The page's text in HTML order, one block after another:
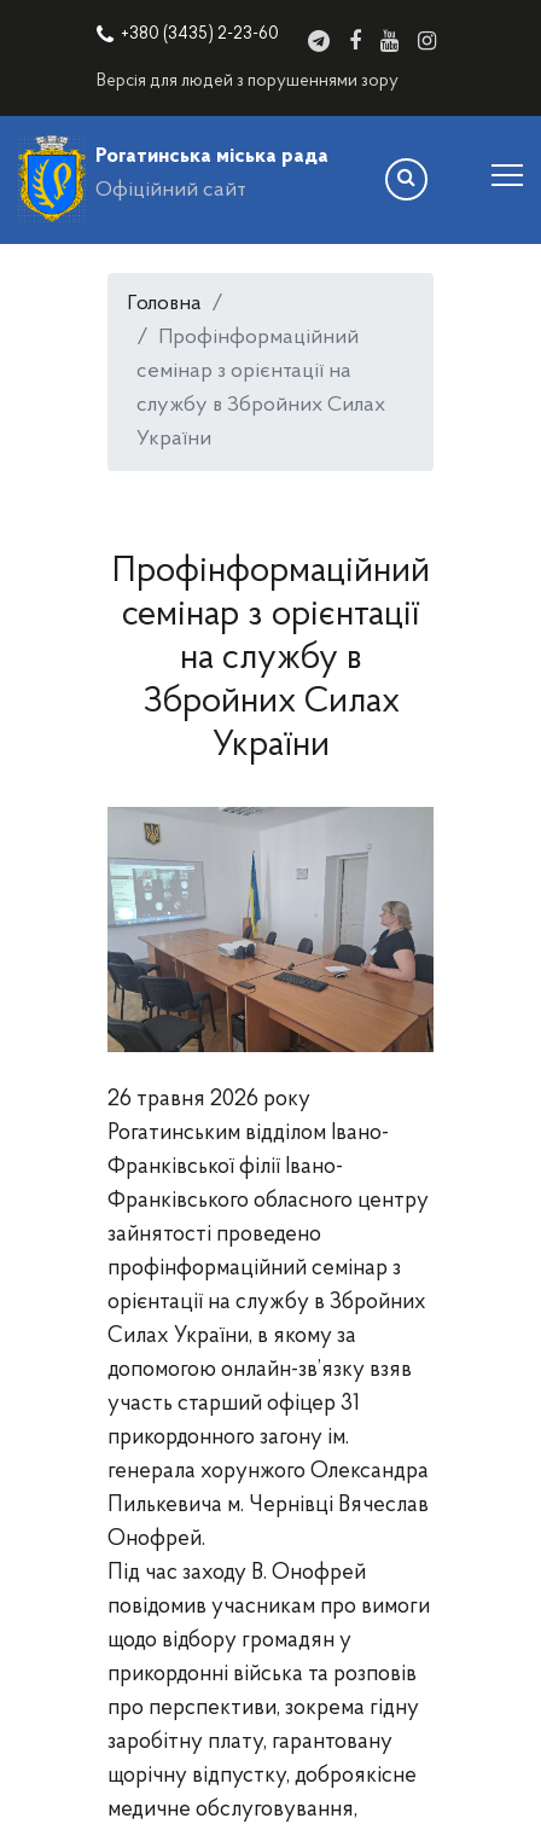
+380 (3435) 2-23-60
Версія для людей з порушеннями зору
Рогатинська міська рада
Офіційний сайт
Головна
Профінформаційний
семінар з орієнтації на
службу в Збройних Силах
України
Профінформаційний
семінар з орієнтації
на службу в
Збройних Силах
України
26 травня 2026 року
Рогатинським відділом Івано-
Франківської філії Івано-
Франківського обласного центру
зайнятості проведено
профінформаційний семінар з
орієнтації на службу в Збройних
Силах України, в якому за
допомогою онлайн-зв’язку взяв
участь старший офіцер 31
прикордонного загону ім.
генерала хорунжого Олександра
Пилькевича м. Чернівці Вячеслав
Онофрей.
Під час заходу В. Онофрей
повідомив учасникам про вимоги
щодо відбору громадян у
прикордонні війська та розповів
про перспективи, зокрема гідну
заробітну плату, гарантовану
щорічну відпустку, доброякісне
медичне обслуговування,